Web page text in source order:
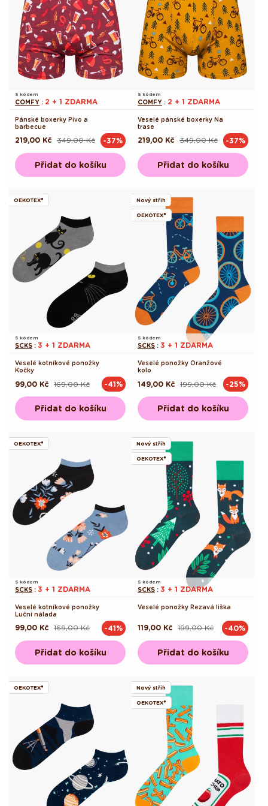
S kódem
COMFY : 2 + 1 ZDARMA
Pánské boxerky Pivo a
barbecue
Běžná
349,00 Kč
Výprodejová
219,00 Kč -37%
Přidat do košíku
S kódem
COMFY : 2 + 1 ZDARMA
Veselé pánské boxerky Na
trase
Běžná
349,00 Kč
Výprodejová
219,00 Kč -37%
Přidat do košíku
OEKOTEX®
S kódem
SCKS : 3 + 1 ZDARMA
Veselé kotníkové ponožky
Kočky
Běžná
169,00 Kč
Výprodejová
99,00 Kč -41%
Přidat do košíku
Nový střih
OEKOTEX®
S kódem
SCKS : 3 + 1 ZDARMA
Veselé ponožky Oranžové
kolo
Běžná
199,00 Kč
Výprodejová
149,00 Kč -25%
Přidat do košíku
OEKOTEX®
S kódem
SCKS : 3 + 1 ZDARMA
Veselé kotníkové ponožky
Luční nálada
Běžná
169,00 Kč
Výprodejová
99,00 Kč -41%
Přidat do košíku
Nový střih
OEKOTEX®
S kódem
SCKS : 3 + 1 ZDARMA
Veselé ponožky Rezavá liška
Běžná
199,00 Kč
Výprodejová
119,00 Kč -40%
Přidat do košíku
OEKOTEX® Nový střih
OEKOTEX®